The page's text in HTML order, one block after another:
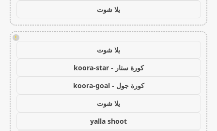
يلا شوت
!
يلا شوت
كورة ستار - koora-star
كورة جول - koora-goal
يلا شوت
yalla shoot